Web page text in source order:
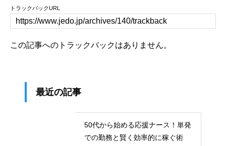
トラックバックURL
この記事へのトラックバックはありません。
最近の記事
50代から始める応援ナース！単発
での勤務と賢く効率的に稼ぐ術